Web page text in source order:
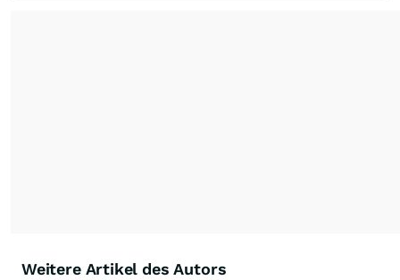
Weitere Artikel des Autors